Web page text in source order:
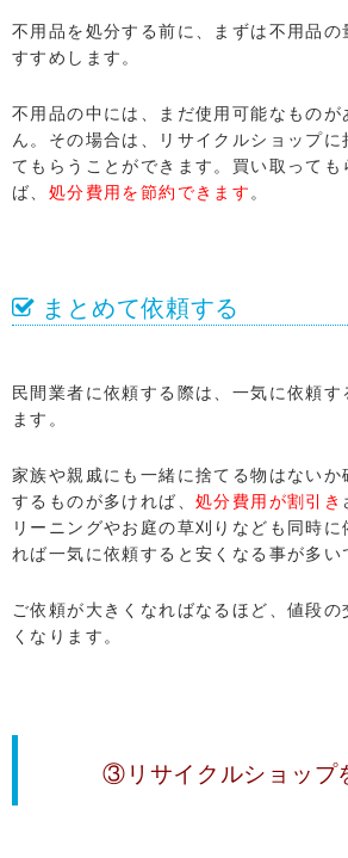
不用品を処分する前に、まずは不用品の
すすめします。
不用品の中には、まだ使用可能なものが
ん。その場合は、リサイクルショップに
てもらうことができます。買い取っても
ば、 処分費用を節約できます 。
まとめて依頼する
民間業者に依頼する際は、一気に依頼す
ます。
家族や親戚にも一緒に捨てる物はないか
するものが多ければ、 処分費用が割引き
リーニングやお庭の草刈りなども同時に
れば一気に依頼すると安くなる事が多い
ご依頼が大きくなればなるほど、値段の
くなります。
③リサイクルショップ